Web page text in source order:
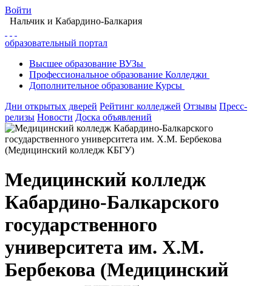
Войти
Нальчик и Кабардино-Балкария
образовательный портал
Высшее образование ВУЗы
Профессиональное образование Колледжи
Дополнительное образование Курсы
Дни открытых дверей Рейтинг колледжей Отзывы Пресс-
релизы Новости Доска объявлений
Медицинский колледж
Кабардино-Балкарского
государственного
университета им. Х.М.
Бербекова (Медицинский